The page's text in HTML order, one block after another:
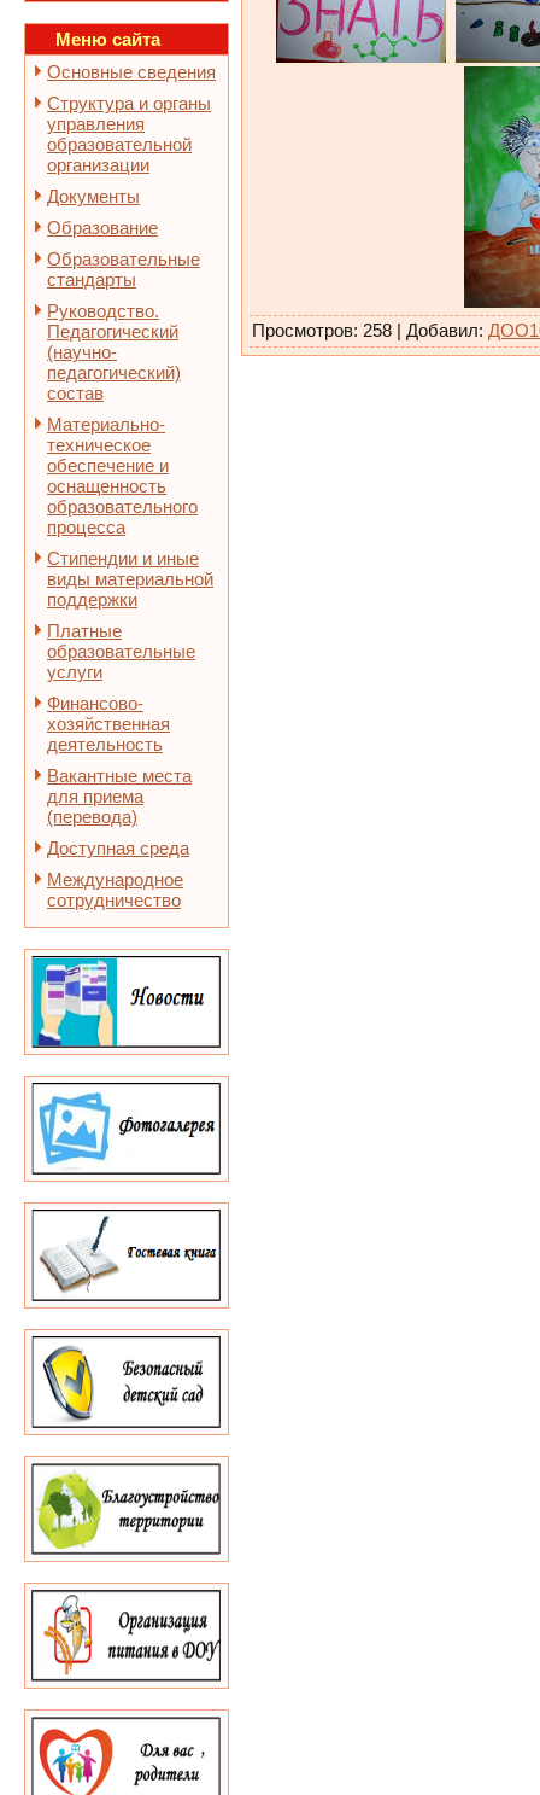
Меню сайта
Основные сведения
Структура и органы
управления
образовательной
организации
Документы
Образование
Образовательные
стандарты
Руководство.
Педагогический
(научно-
педагогический)
состав
Материально-
техническое
обеспечение и
оснащенность
образовательного
процесса
Стипендии и иные
виды материальной
поддержки
Платные
образовательные
услуги
Финансово-
хозяйственная
деятельность
Вакантные места
для приема
(перевода)
Доступная среда
Международное
сотрудничество
Просмотров: 258 | Добавил: